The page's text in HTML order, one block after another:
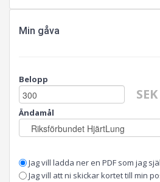
Min gåva
Belopp
SEK
Ändamål
Jag vill ladda ner en PDF som jag
Jag vill att ni skickar kortet till min